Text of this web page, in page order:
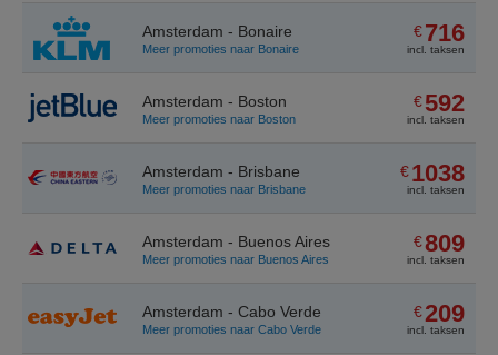
Amsterdam - Bonaire
Meer promoties naar Bonaire
€716
incl. taksen
Amsterdam - Boston
Meer promoties naar Boston
€592
incl. taksen
Amsterdam - Brisbane
Meer promoties naar Brisbane
€1038
incl. taksen
Amsterdam - Buenos Aires
Meer promoties naar Buenos Aires
€809
incl. taksen
Amsterdam - Cabo Verde
Meer promoties naar Cabo Verde
€209
incl. taksen